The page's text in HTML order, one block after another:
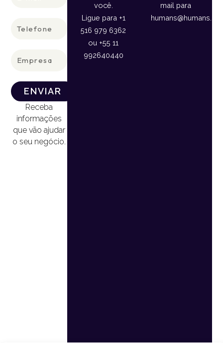
ENVIAR
Receba
informações
que vão ajudar
o seu negócio.
você.
Ligue para +1
516 979 6362
ou +55 11
992640440
mail para